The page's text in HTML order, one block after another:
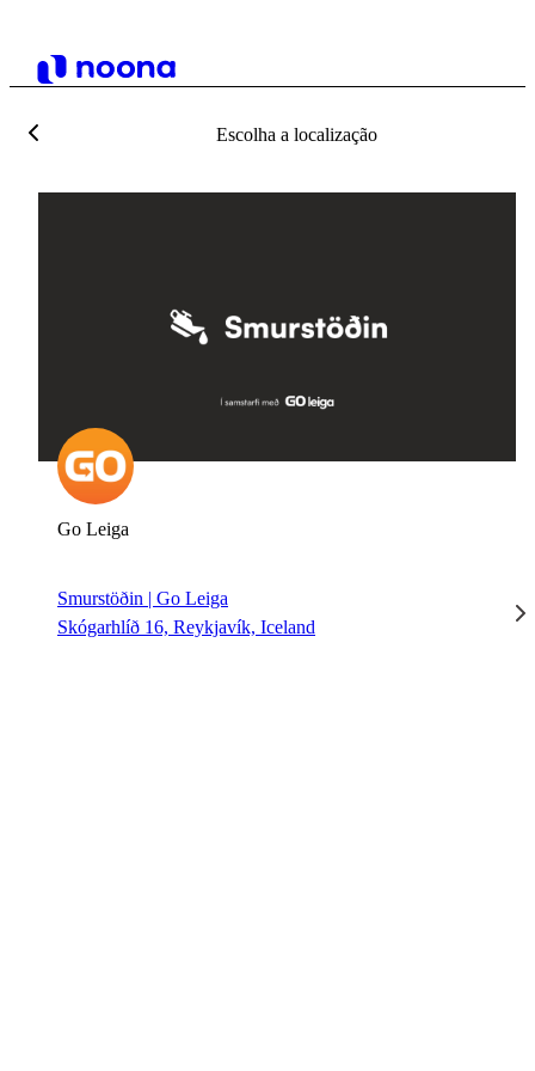
Escolha a localização
Go Leiga
Smurstöðin | Go Leiga
Skógarhlíð 16, Reykjavík, Iceland